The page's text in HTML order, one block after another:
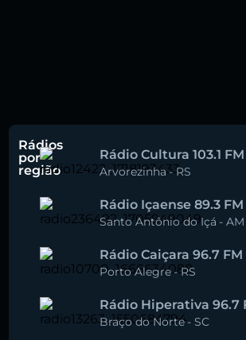
Rádios
por
região
Rádio Cultura 103.1 FM
Arvorezinha-RS
Rádio Içaense 89.3 FM
Santo Antônio do Içá -AM
Rádio Caiçara 96.7 FM
Porto Alegre-RS
Rádio Hiperativa 96.7
Braço do Norte - SC